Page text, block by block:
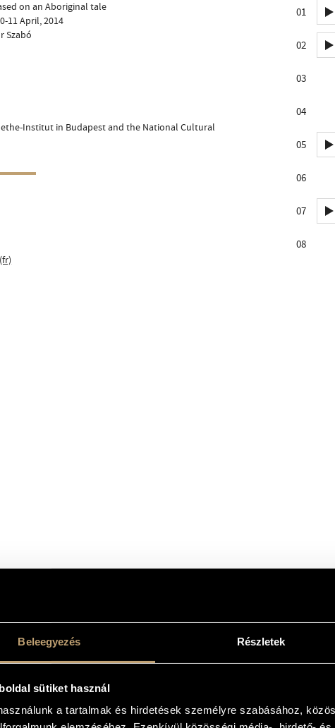
Beleegyezés Részletek
sütiket használ
a tartalmak és hirdetések személyre szabásához,
on an Aboriginal tale
11 April, 2014
Szabó
Institut in Budapest and the National Cultural
01
02
03
04
05
06
07
08
DIGITAL FORM AT OUR RETAIL PARTNERS